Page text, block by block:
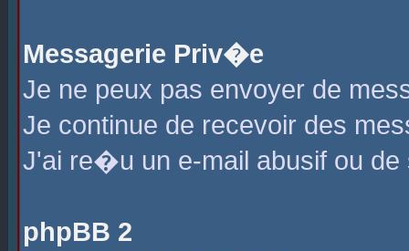
Messagerie Priv�e
Je ne peux pas envoyer de
Je continue de recevoir des
J'ai re�u un e-mail abusif ou de
phpBB 2